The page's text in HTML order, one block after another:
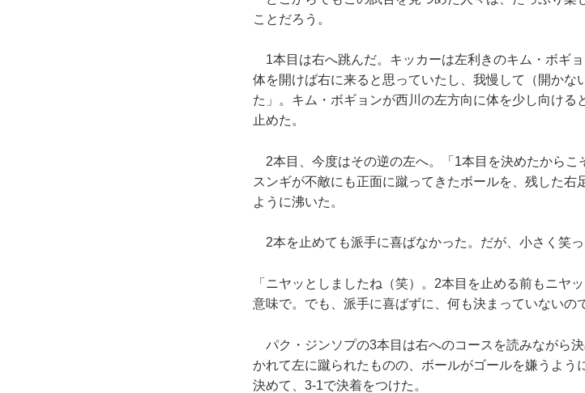
ことだろう。
1本目は右へ跳んだ。キッカーは左利きのキム・ボギ
体を開けば右に来ると思っていたし、我慢して（開かな
た」。キム・ボギョンが西川の左方向に体を少し向け
止めた。
2本目、今度はその逆の左へ。「1本目を決めたからこ
スンギが不敵にも正面に蹴ってきたボールを、残した
ように沸いた。
2本を止めても派手に喜ばなかった。だが、小さく笑っ
「ニヤッとしましたね（笑）。2本目を止める前もニヤ
意味で。でも、派手に喜ばずに、何も決まっていないの
パク・ジンソプの3本目は右へのコースを読みながら
かれて左に蹴られたものの、ボールがゴールを嫌うよ
決めて、3-1で決着をつけた。